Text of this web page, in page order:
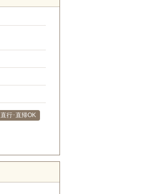
直行･直帰OK